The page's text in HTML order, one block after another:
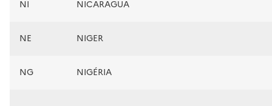
NI NICARAGUA
NE NIGER
NG NIGÉRIA